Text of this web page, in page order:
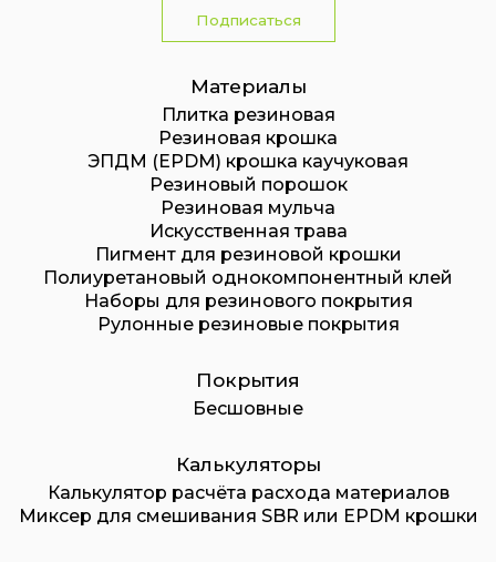
Подписаться
Материалы
Плитка резиновая
Резиновая крошка
ЭПДМ (EPDM) крошка каучуковая
Резиновый порошок
Резиновая мульча
Искусственная трава
Пигмент для резиновой крошки
Полиуретановый однокомпонентный клей
Наборы для резинового покрытия
Рулонные резиновые покрытия
Покрытия
Бесшовные
Калькуляторы
Калькулятор расчёта расхода материалов
Миксер для смешивания SBR или EPDM крошки